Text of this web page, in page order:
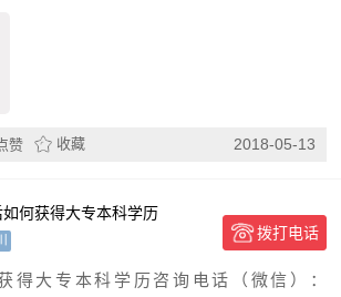
赞 收藏 2018-05-13
何获得大专本科学历
拨打电话
得大专本科学历咨询电话（微信）：